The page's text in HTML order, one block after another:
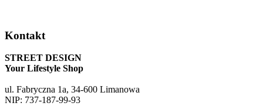
Kontakt
STREET DESIGN
Your Lifestyle Shop
ul. Fabryczna 1a, 34-600 Limanowa
NIP: 737-187-99-93